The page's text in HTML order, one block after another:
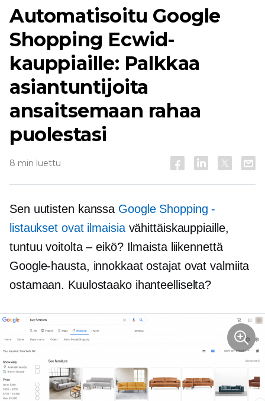
Automatisoitu Google
Shopping Ecwid-
kauppiaille: Palkkaa
asiantuntijoita
ansaitsemaan rahaa
puolestasi
8 min luettu
Sen uutisten kanssa Google Shopping -
listaukset ovat ilmaisiavähittäiskauppiaille,
tuntuu voitolta – eikö? Ilmaista liikennettä
Google-hausta, innokkaat ostajat ovat valmiita
ostamaan. Kuulostaako ihanteelliselta?